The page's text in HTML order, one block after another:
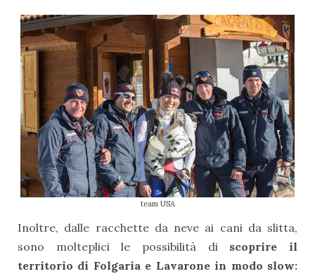
team USA
Inoltre, dalle racchette da neve ai cani da slitta,
sono molteplici le possibilità di scoprire il
territorio di Folgaria e Lavarone in modo slow: